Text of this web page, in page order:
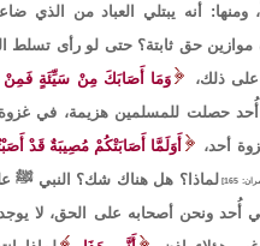
ومنها: أنه يبتلي العباد من الذي
موازين حق ثابتة؟ حتى لو رأى تسلط
على ذلك،
وَمَا أَصَابَكَ مِنْ سَيِّئَةٍ
حصلت للمسلمين هزيمة، في غزوة
أحد،
أَوَلَمَّا أَصَابَتْكُمْ مُصِيبَةٌ قَدْ
165]
لماذا؟ هل هناك شك؟ النبي ﷺ
أُحد ونحن أصحابه على الحق، لا